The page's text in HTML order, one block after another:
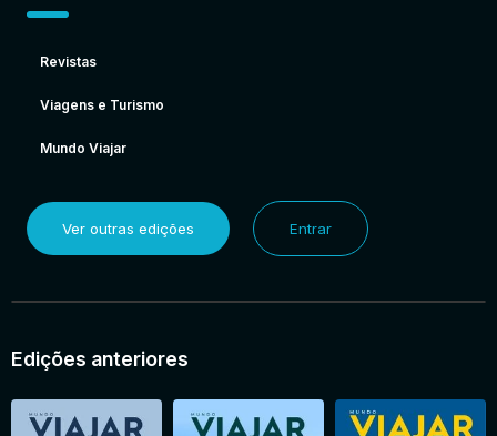
Revistas
Viagens e Turismo
Mundo Viajar
Ver outras edições Entrar
Edições anteriores